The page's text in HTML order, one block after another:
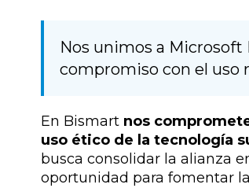
Nos unimos a
compromiso con el uso
En Bismart nos
uso ético de la tecnología
busca consolidar la alianza
oportunidad para fomentar